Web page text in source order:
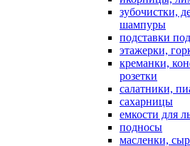
зубочистки,
шампуры
подставки
этажерки,
креманки,
розетки
салатники,
сахарницы
емкости для
подносы
масленки,